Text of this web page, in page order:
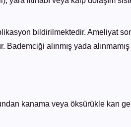
bildirilmektedir. Ameliyat
alınmış yada alınmamış
kanama veya öksürükle kan